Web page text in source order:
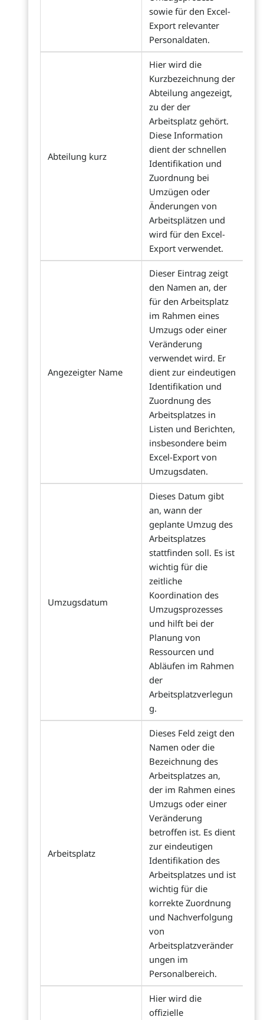
sowie für den Excel-
Export relevanter
Personaldaten.
Abteilung kurz
Hier wird die
Kurzbezeichnung der
Abteilung angezeigt,
zu der der
Arbeitsplatz gehört.
Diese Information
dient der schnellen
Identifikation und
Zuordnung bei
Umzügen oder
Änderungen von
Arbeitsplätzen und
wird für den Excel-
Export verwendet.
Angezeigter Name
Dieser Eintrag zeigt
den Namen an, der
für den Arbeitsplatz
im Rahmen eines
Umzugs oder einer
Veränderung
verwendet wird. Er
dient zur eindeutigen
Identifikation und
Zuordnung des
Arbeitsplatzes in
Listen und Berichten,
insbesondere beim
Excel-Export von
Umzugsdaten.
Umzugsdatum
Dieses Datum gibt
an, wann der
geplante Umzug des
Arbeitsplatzes
stattfinden soll. Es ist
wichtig für die
zeitliche
Koordination des
Umzugsprozesses
und hilft bei der
Planung von
Ressourcen und
Abläufen im Rahmen
der
Arbeitsplatzverlegun
g.
Arbeitsplatz
Dieses Feld zeigt den
Namen oder die
Bezeichnung des
Arbeitsplatzes an,
der im Rahmen eines
Umzugs oder einer
Veränderung
betroffen ist. Es dient
zur eindeutigen
Identifikation des
Arbeitsplatzes und ist
wichtig für die
korrekte Zuordnung
und Nachverfolgung
von
Arbeitsplatzveränder
ungen im
Personalbereich.
Hier wird die
offizielle